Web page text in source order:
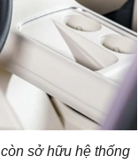
còn sở hữu hệ thống